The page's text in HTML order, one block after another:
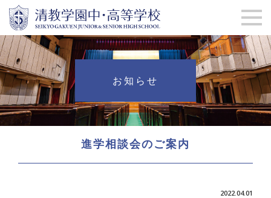
お知らせ
進学相談会のご案内
2022.04.01